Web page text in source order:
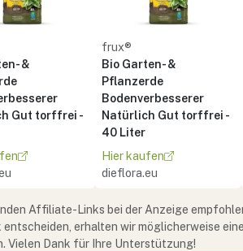
&
Gut torffrei -
frux®
Bio Garten- &
Pflanzerde
Bodenverbesserer
Natürlich Gut torffrei -
40 Liter
Hier kaufen
dieflora.eu
Affiliate-Links bei der Anzeige
entscheiden, erhalten wir möglicherweise
Vielen Dank für Ihre Unterstützung!